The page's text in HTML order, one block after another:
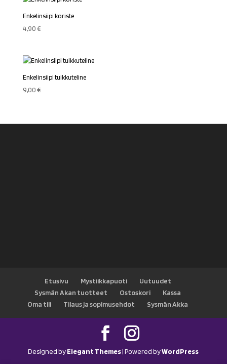
Enkelinsiipi koriste
4,90€
Enkelinsiipi tuikkuteline
9,00€
Etusivu Mystiikkapuoti
Uutuudet
Sysmän Akan tuotteet
Ostoskori
Kassa
Oma tili
Tilaus ja sopimusehdot Sysmän Akka
Designed byElegant Themes| Powered byWordPress